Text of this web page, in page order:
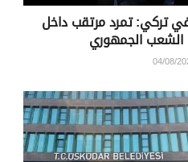
تركي: تمرد مرتقب داخل
الجمهوري